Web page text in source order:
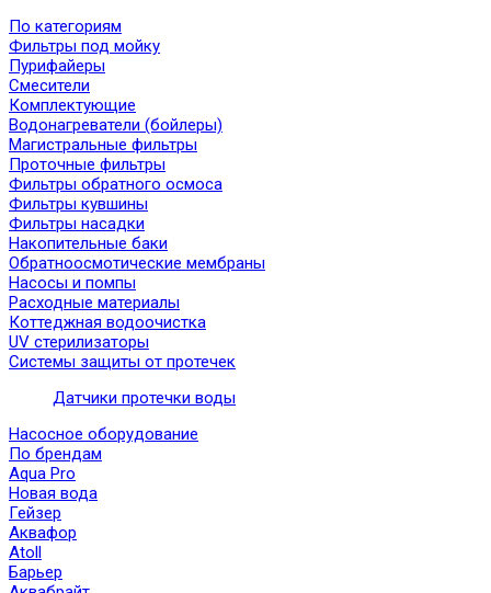
По категориям
Фильтры под мойку
Пурифайеры
Смесители
Комплектующие
Водонагреватели (бойлеры)
Магистральные фильтры
Проточные фильтры
Фильтры обратного осмоса
Фильтры кувшины
Фильтры насадки
Накопительные баки
Обратноосмотические мембраны
Насосы и помпы
Расходные материалы
Коттеджная водоочистка
UV стерилизаторы
Системы защиты от протечек
Датчики протечки воды
Насосное оборудование
По брендам
Aqua Pro
Новая вода
Гейзер
Аквафор
Atoll
Барьер